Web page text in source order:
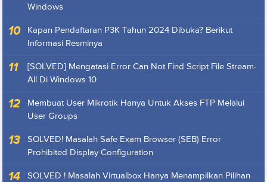
Windows
Kapan Pendaftaran P3K Tahun 2024 Dibuka? Berikut
Informasi Resminya
[SOLVED] Mengatasi Error Can Not Find Script File Stream-
All Di Windows 10
Membuat User Mikrotik Hanya Untuk Akses FTP Melalui
User Groups
SOLVED! Masalah Safe Exam Browser (SEB) Error
Prohibited Display Configuration
SOLVED ! Masalah Virtualbox Hanya Menampilkan Pilihan